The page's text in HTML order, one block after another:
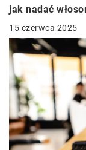
jak nadać
15 czerwca 2025